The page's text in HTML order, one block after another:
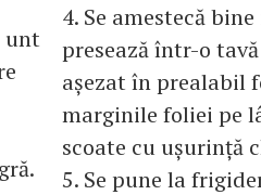
unt
4. Se amestecă
presează într-o
aşezat în prealabil
marginile foliei pe
scoate cu uşurinţă
5. Se pune la